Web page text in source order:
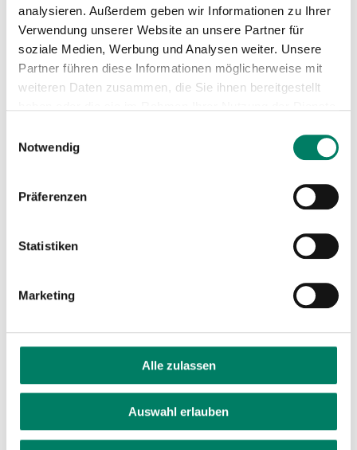
analysieren. Außerdem geben wir Informationen zu Ihrer
Verwendung unserer Website an unsere Partner für
soziale Medien, Werbung und Analysen weiter. Unsere
Partner führen diese Informationen möglicherweise mit
weiteren Daten zusammen, die Sie ihnen bereitgestellt
Notwendig
Präferenzen
Statistiken
Marketing
Alle zulassen
Auswahl erlauben
Richtung Mathildenhof (2026)
Richtung Langenfeld (2026)
232
Richtung Opladen (2026)
Richtung Langenfeld (2026)